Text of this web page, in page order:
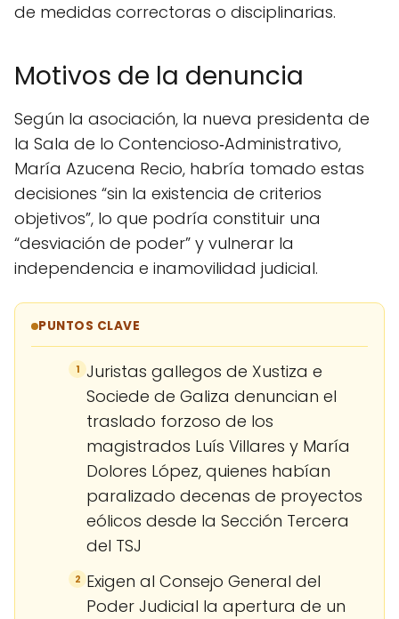
de medidas correctoras o disciplinarias.
Motivos de la denuncia
Según la asociación, la nueva presidenta de
la Sala de lo Contencioso‑Administrativo,
María Azucena Recio, habría tomado estas
decisiones “sin la existencia de criterios
objetivos”, lo que podría constituir una
“desviación de poder” y vulnerar la
independencia e inamovilidad judicial.
PUNTOS CLAVE
1 Juristas gallegos de Xustiza e
Sociede de Galiza denuncian el
traslado forzoso de los
magistrados Luís Villares y María
Dolores López, quienes habían
paralizado decenas de proyectos
eólicos desde la Sección Tercera
del TSJ
2 Exigen al Consejo General del
Poder Judicial la apertura de un